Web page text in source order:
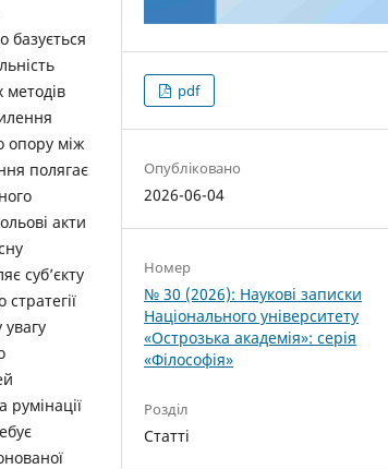
базується
методів
опору між
полягає
акти
суб’єкту
увагу
румінації
pdf
Опубліковано
2026-06-04
Номер
№ 30 (2026): Наукові записки
Національного університету
«Острозька академія»: серія
«Філософія»
Розділ
Статті